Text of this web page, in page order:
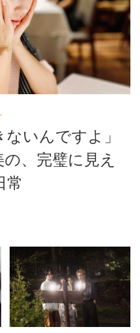
ないんですよ」
、完璧に見え
常